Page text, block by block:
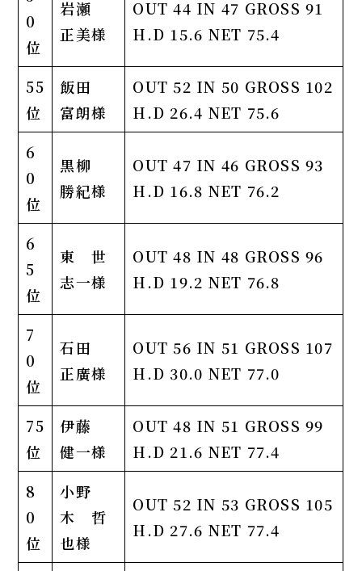
0
位
岩瀬
正美様
OUT 44 IN 47 GROSS 91
H.D 15.6 NET 75.4
55
位
飯田
富朗様
OUT 52 IN 50 GROSS 102
H.D 26.4 NET 75.6
6
0
位
黒柳
勝紀様
OUT 47 IN 46 GROSS 93
H.D 16.8 NET 76.2
6
5
位
東 世
志一様
OUT 48 IN 48 GROSS 96
H.D 19.2 NET 76.8
7
0
位
石田
正廣様
OUT 56 IN 51 GROSS 107
H.D 30.0 NET 77.0
75
位
伊藤
健一様
OUT 48 IN 51 GROSS 99
H.D 21.6 NET 77.4
8
0
位
小野
木 哲
也様
OUT 52 IN 53 GROSS 105
H.D 27.6 NET 77.4